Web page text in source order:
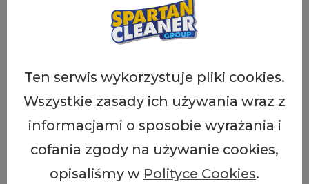
Andere Reinigungsmittel:
Ten serwis wykorzystuje pliki cookies.
Wszystkie zasady ich używania wraz z
informacjami o sposobie wyrażania i
cofania zgody na używanie cookies,
opisaliśmy w Polityce Cookies.